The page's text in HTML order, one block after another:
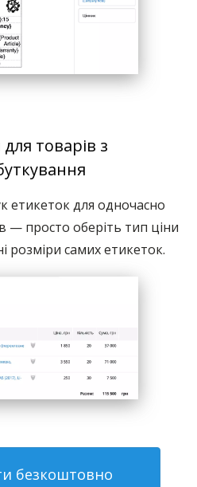
товарів з
етикеток для одночасно
— просто оберіть тип ціни
розміри самих етикеток.
безкоштовно